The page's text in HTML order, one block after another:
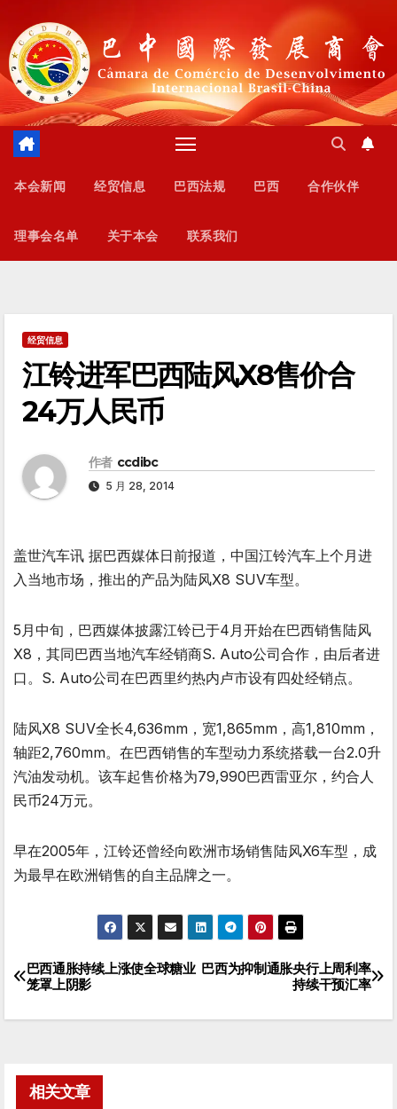
内
本会新闻 经贸信息 巴西法规 巴西 合作伙伴
理事会名单 关于本会 联系我们
经贸信息
江铃进军巴西陆风X8售价合
24万人民币
作者 ccdibc
5 月 28, 2014
盖世汽车讯 据巴西媒体日前报道，中国江铃汽车上个月进
入当地市场，推出的产品为陆风X8 SUV车型。
5月中旬，巴西媒体披露江铃已于4月开始在巴西销售陆风
X8，其同巴西当地汽车经销商S. Auto公司合作，由后者进
口。S. Auto公司在巴西里约热内卢市设有四处经销点。
陆风X8 SUV全长4,636mm，宽1,865mm，高1,810mm，
轴距2,760mm。在巴西销售的车型动力系统搭载一台2.0升
汽油发动机。该车起售价格为79,990巴西雷亚尔，约合人
民币24万元。
早在2005年，江铃还曾经向欧洲市场销售陆风X6车型，成
为最早在欧洲销售的自主品牌之一。
文
章
航
巴西为抑制通胀央行上周利率
持续干预汇率
巴西通胀持续上涨使全球糖业
笼罩上阴影
相关文章